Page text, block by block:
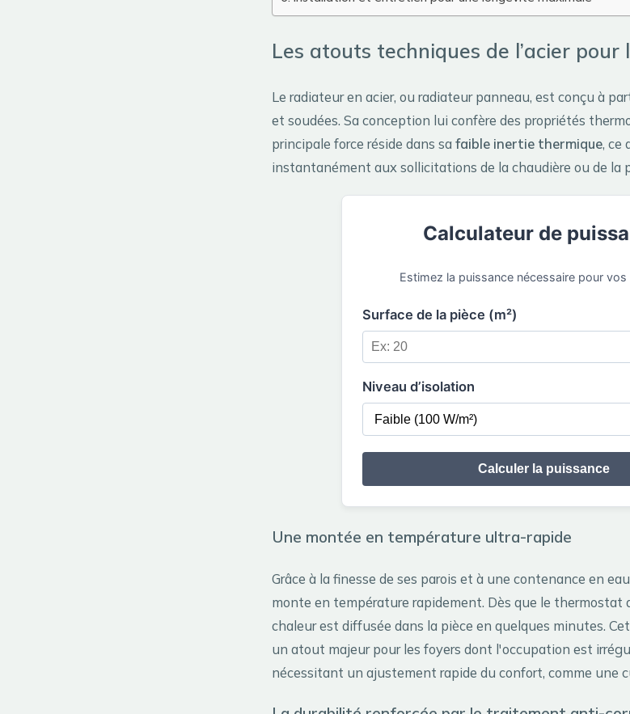
Les atouts techniques de l’acier
Le radiateur en acier, ou radiateur panneau, est conçu à
et soudées. Sa conception lui confère des propriétés
principale force réside dans safaible inertie thermique, ce
instantanément aux sollicitations de la chaudière ou de la
Calculateur de
Estimez la puissance nécessaire pour vos
Surface de la pièce (m²)
Niveau d’isolation
Calculer la puissance
Une montée en température ultra-rapide
Grâce à la finesse de ses parois et à une contenance en
monte en température rapidement. Dès que le thermostat
chaleur est diffusée dans la pièce en quelques minutes.
un atout majeur pour les foyers dont l'occupation est
nécessitant un ajustement rapide du confort, comme une